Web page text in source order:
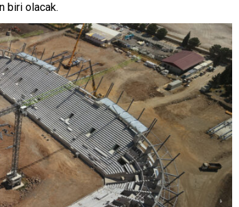
biri olacak.